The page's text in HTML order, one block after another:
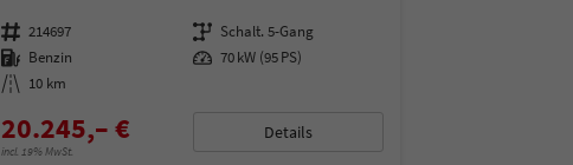
Fahrzeugnummer 214697 Getriebe Schalt. 5-Gang
Kraftstoff Benzin Leistung 70 kW (95 PS)
Kilometerstand 10 km
20.245,– €
incl. 19% MwSt.
Details